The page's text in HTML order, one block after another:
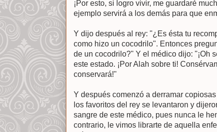
¡Por esto, si logro vivir, me guardaré
ejemplo servirá a los demás para que
Y dijo después al rey: "¿Es ésta tu
como hizo un cocodrilo". Entonces
de un cocodrilo?" Y el médico dijo: "¡Oh
este estado. ¡Por Alah sobre ti!
conservará!"
Y después comenzó a derramar
los favoritos del rey se levantaron y
sangre de este médico, pues nunca le
contrario, le vimos librarte de aquella